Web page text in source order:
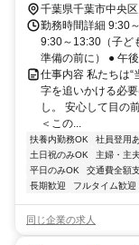
千葉県千葉市中央区
勤務時間詳細 9:30
9:30～13:30（子ど
準備の前に） ● 午後
仕事内容 私たちは“
字を追いかける必
し。 安心して目の
＜この...
扶養内勤務OK 社員登用
土日祝のみOK
主婦・主
平日のみOK
交通費全額
長期歓迎
フルタイム歓迎
同じ企業の求人